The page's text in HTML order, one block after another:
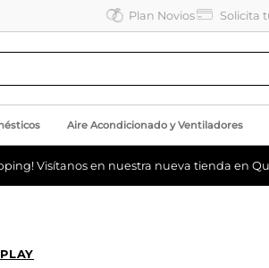
Plan Novios Solicita
Aire Acondicionado y Ventiladores
Visítanos en nuestra nueva tienda en